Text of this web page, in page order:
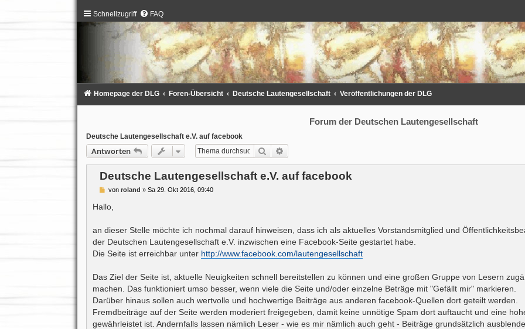
Schnellzugriff FAQ
Homepage der DLG Foren-Übersicht Deutsche Lautengesellschaft Veröffentlichungen der DLG
Forum der Deutschen Lautengesellschaft
Deutsche Lautengesellschaft e.V. auf facebook
Antworten Suche
Deutsche Lautengesellschaft e.V. auf facebook
B
i
t
a
g
vonroland »Sa 29. Okt 2016, 09:40
Hallo,
an dieser Stelle möchte ich nochmal darauf hinweisen, dass ich als aktuelles Vorstandsmitglied und
der Deutschen Lautengesellschaft e.V. inzwischen eine Facebook-Seite gestartet habe.
Die Seite ist erreichbar unter http://www.facebook.com/lautengesellschaft
Das Ziel der Seite ist, aktuelle Neuigkeiten schnell bereitstellen zu können und eine großen Gruppe von Lesern
machen. Das funktioniert umso besser, wenn viele die Seite und/oder einzelne Beträge mit "Gefällt mir" markieren.
Darüber hinaus sollen auch wertvolle und hochwertige Beiträge aus anderen facebook-Quellen dort geteilt werden.
Fremdbeiträge auf der Seite werden moderiert freigegeben, damit keine unnötige Spam dort auftaucht und eine
gewährleistet ist. Andernfalls lassen nämlich Leser - wie es mir nämlich auch geht - Beiträge grundsätzlich